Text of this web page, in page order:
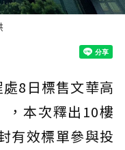
8日標售文華高
，本次釋出10樓
有效標單參與投